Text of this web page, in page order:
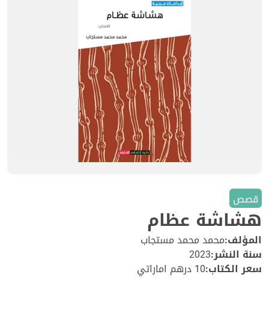
قصص
هشاشة عظام
المؤلف:محمد محمد مستجاب
سنة النشر:2023
سعر الكتاب:10 درهم اماراتي